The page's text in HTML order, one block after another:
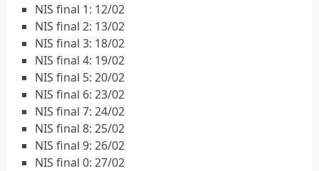
NIS final 1: 12/02
NIS final 2: 13/02
NIS final 3: 18/02
NIS final 4: 19/02
NIS final 5: 20/02
NIS final 6: 23/02
NIS final 7: 24/02
NIS final 8: 25/02
NIS final 9: 26/02
NIS final 0: 27/02